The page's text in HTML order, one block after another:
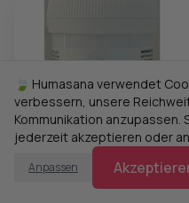
🍃 Humasana verwendet
verbessern, unsere
Kommunikation anzupassen.
jederzeit akzeptieren oder
Anpassen